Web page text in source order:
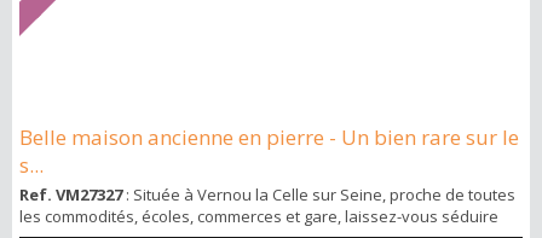
Belle maison ancienne en pierre - Un bien rare sur le
s...
Ref. VM27327: Située à Vernou la Celle sur Seine, proche de toutes
les commodités, écoles, commerces et gare, laissez-vous séduire